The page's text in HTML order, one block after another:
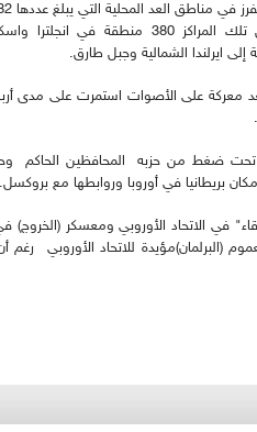
في مناطق العد المحلية التي يبلغ عددها 382 مركزا.
و تمثل تلك المراكز 380 منطقة في
إلى ايرلندا الشمالية وجبل طارق.
معركة على الأصوات استمرت على مدى
تحت ضغط من حزبه المحافظين
بريطانيا في أوروبا وروابطها مع بروكسل.
في الاتحاد الأوروبي ومعسكر (الخروج)
(البرلمان)مؤيدة للاتحاد الأوروبي رغم